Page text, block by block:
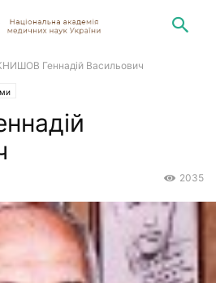
Геннадій Васильович
2035